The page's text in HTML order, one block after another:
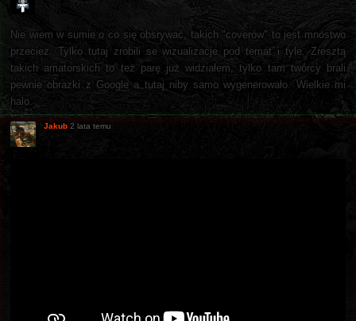
Nie wiem w sumie o co się obsrywać, takich "coverów" to jest mnóstwo
przecież. Tylko tutaj zrobili se wizualizacje pod temat i tyle. Zresztą
takich amatorskich to też parę już widziałem, tylko tam twórcy brali
pewnie obrazki z Google a tutaj niby samo wygenerowało. Wielkie mi
halo.
Jakub 2 lata temu